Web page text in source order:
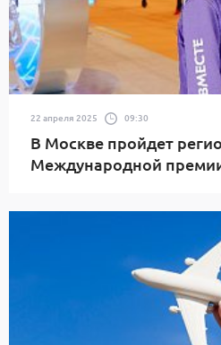
22 апреля 2025 09:30
В Москве пройдет
Международной